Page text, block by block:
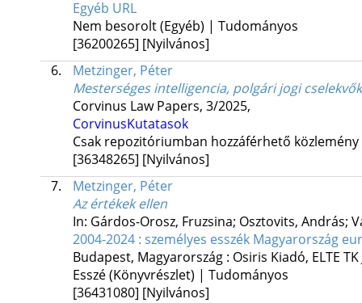
Egyéb URL
Nem besorolt (Egyéb) | Tudományos
[36200265] [Nyilvános]
6.
Metzinger, Péter
Mesterséges intelligencia, polgári jogi
Corvinus Law Papers, 3/2025,
CorvinusKutatasok
Csak repozitóriumban hozzáférhető
[36348265] [Nyilvános]
7.
Metzinger, Péter
Az értékek ellen
In: Gárdos-Orosz, Fruzsina; Osztovits, András;
2004-2024 : személyes esszék Magyarország
Budapest, Magyarország : Osiris Kiadó, ELTE
Esszé (Könyvrészlet) | Tudományos
[36431080] [Nyilvános]